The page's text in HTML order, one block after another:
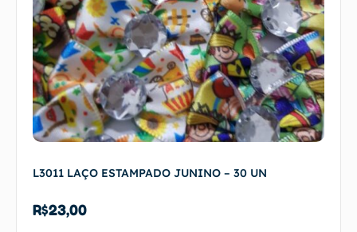
L3011 LAÇO ESTAMPADO JUNINO – 30 UN
R$23,00